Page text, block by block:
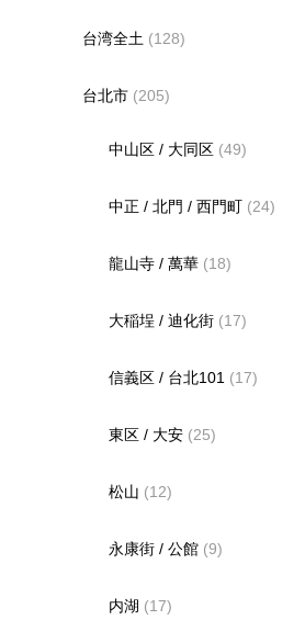
台湾全土(128)
台北市(205)
中山区 / 大同区 (49)
中正 / 北門 / 西門町 (24)
龍山寺 / 萬華 (18)
大稲埕 / 迪化街 (17)
信義区 / 台北101 (17)
東区 / 大安 (25)
松山 (12)
永康街 / 公館 (9)
内湖 (17)